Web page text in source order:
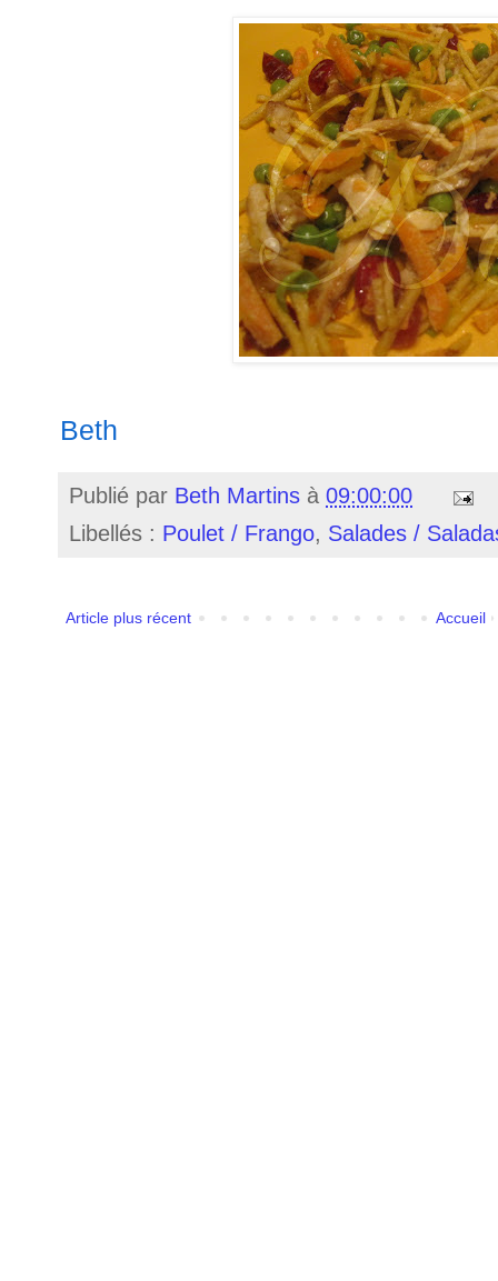
Beth
Publié par Beth Martins à 09:00:00
Libellés : Poulet / Frango, Salades /
Article plus récent Accueil